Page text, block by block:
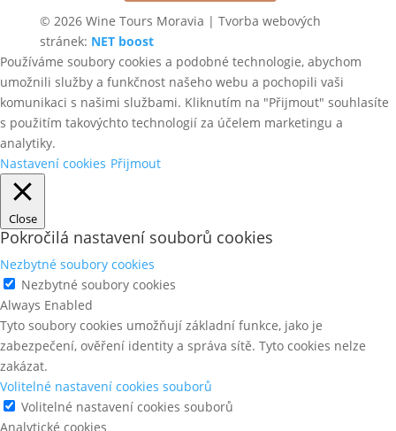
© 2026 Wine Tours Moravia | Tvorba webových
stránek: NET boost
Používáme soubory cookies a podobné technologie, abychom
umožnili služby a funkčnost našeho webu a pochopili vaši
komunikaci s našimi službami. Kliknutím na "Přijmout" souhlasíte
s použitím takovýchto technologií za účelem marketingu a
analytiky.
Nastavení cookies Přijmout
Close
Pokročilá nastavení souborů cookies
Nezbytné soubory cookies
Nezbytné soubory cookies
Always Enabled
Tyto soubory cookies umožňují základní funkce, jako je
zabezpečení, ověření identity a správa sítě. Tyto cookies nelze
zakázat.
Volitelné nastavení cookies souborů
Volitelné nastavení cookies souborů
Analytické cookies